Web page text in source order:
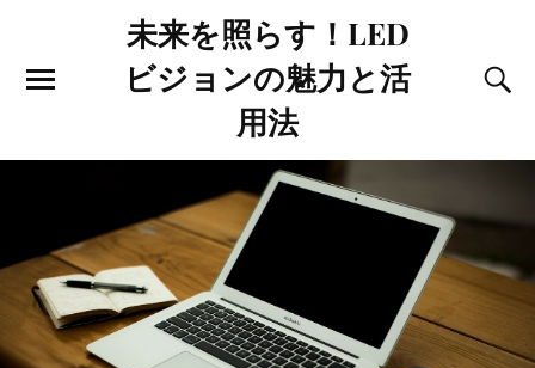
未来を照らす！LED
ビジョンの魅力と活
用法